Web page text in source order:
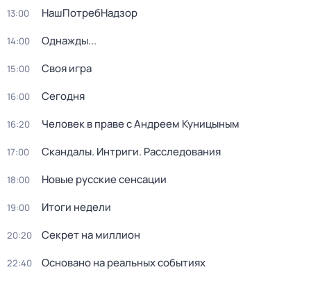
13:00 НашПотребНадзор
14:00 Однажды...
15:00 Своя игра
16:00 Сегодня
16:20 Человек в праве с Андреем Куницыным
17:00 Скандалы. Интриги. Расследования
18:00 Новые русские сенсации
19:00 Итоги недели
20:20 Секрет на миллион
22:40 Основано на реальных событиях